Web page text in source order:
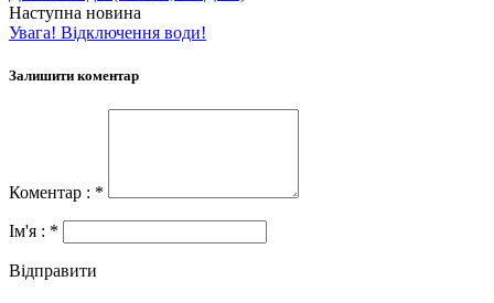
Наступна новина
Увага! Відключення води!
Залишити коментар
Коментар : *
Ім'я : *
Відправити